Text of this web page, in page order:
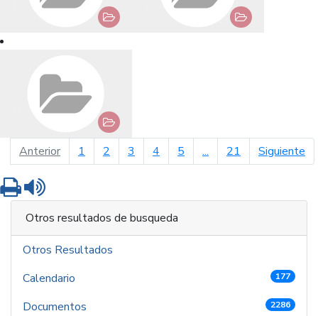
Anteriorpágina anterior
1 2 3 4 5 ... 21 Siguiente
Imprimir
Otros resultados de busqueda
Otros Resultados
Calendario
177
Documentos 2286